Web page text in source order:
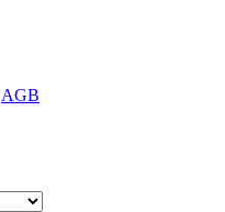
AGB